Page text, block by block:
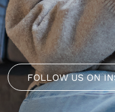
FOLLOW US ON